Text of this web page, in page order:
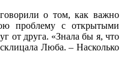
о том, как важно
проблему с открытыми
от друга. «Знала бы я, что
Люба. – Насколько